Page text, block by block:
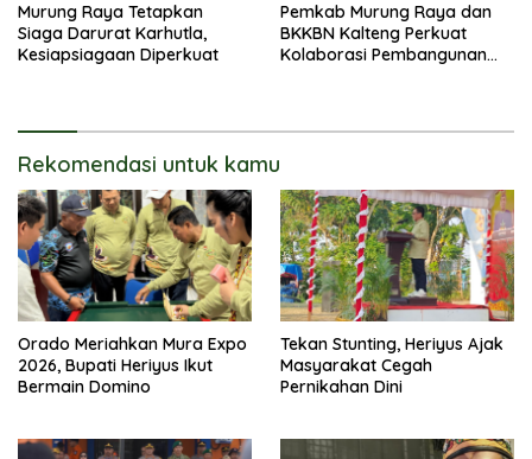
Murung Raya Tetapkan
Siaga Darurat Karhutla,
Kesiapsiagaan Diperkuat
Pemkab Murung Raya dan
BKKBN Kalteng Perkuat
Kolaborasi Pembangunan
Rekomendasi untuk kamu
Orado Meriahkan Mura Expo
2026, Bupati Heriyus Ikut
Bermain Domino
Tekan Stunting, Heriyus Ajak
Masyarakat Cegah
Pernikahan Dini